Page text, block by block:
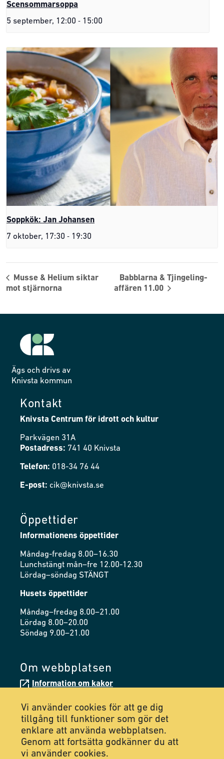
Scensommarsoppa
5 september, 12:00 - 15:00
Soppkök: Jan Johansen
7 oktober, 17:30 - 19:30
Musse & Helium siktar
mot stjärnorna
Babblarna & Tjingeling-
affären 11.00
Ägs och drivs av
Knivsta kommun
Kontakt
Knivsta Centrum för idrott och kultur
Parkvägen 31A
Postadress: 741 40 Knivsta
Telefon: 018-34 76 44
E-post: cik@knivsta.se
Öppettider
Informationens öppettider
Måndag-fredag 8.00–16.30
Lunchstängt mån–fre 12.00-12.30
Lördag–söndag STÄNGT
Husets öppettider
Måndag–fredag 8.00–21.00
Lördag 8.00–20.00
Söndag 9.00–21.00
Om webbplatsen
Information om kakor
Tillgänglighetsredogörelse
Följ oss på Facebook
Följ oss på Instagram
Vi använder cookies för att ge dig
tillgång till funktioner som gör det
enklare att använda webbplatsen.
Genom att fortsätta godkänner du att
vi använder cookies.